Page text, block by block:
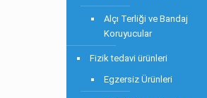
Alçı Terliği ve Bandaj
Koruyucular
Fizik tedavi ürünleri
Egzersiz Ürünleri